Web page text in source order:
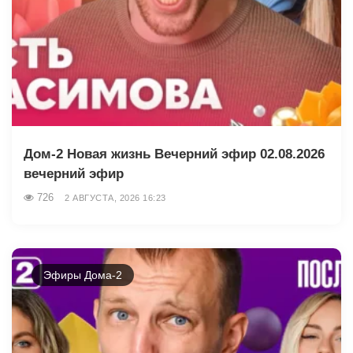
Дом-2 Новая жизнь Вечерний эфир 02.08.2026
вечерний эфир
726 2 АВГУСТА, 2026 16:23
Эфиры Дома-2